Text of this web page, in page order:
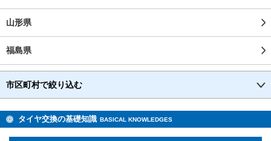
山形県
福島県
市区町村で絞り込む
タイヤ交換の基礎知識 BASICAL KNOWLEDGES